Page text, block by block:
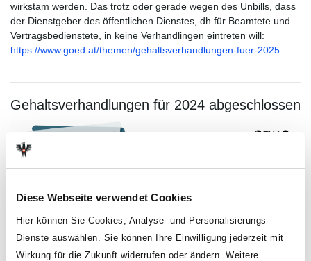
Diese Webseite verwendet Cookies
Hier können Sie Cookies, Analyse- und Personalisierungs-
Dienste auswählen. Sie können Ihre Einwilligung jederzeit mit
Wirkung für die Zukunft widerrufen oder ändern. Weitere
wirkstam werden. Das trotz oder gerade wegen des Unbills, dass
der Dienstgeber des öffentlichen Dienstes, dh für Beamtete und
Vertragsbedienstete, in keine Verhandlingen eintreten will:
https://www.goed.at/themen/gehaltsverhandlungen-fuer-2025
Gehaltsverhandlungen für 2024 abgeschlossen